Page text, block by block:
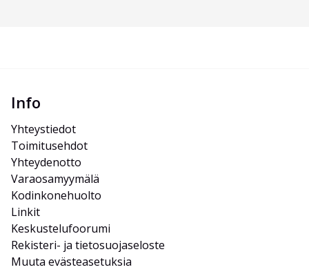
Info
Yhteystiedot
Toimitusehdot
Yhteydenotto
Varaosamyymälä
Kodinkonehuolto
Linkit
Keskustelufoorumi
Rekisteri- ja tietosuojaseloste
Muuta evästeasetuksia